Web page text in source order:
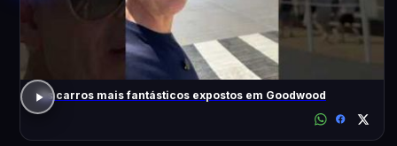
Os carros mais fantásticos expostos em Goodwood